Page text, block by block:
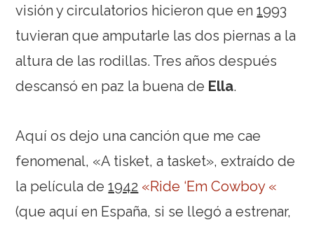
visión y circulatorios hicieron que en1993
tuvieran que amputarle las dos piernas a la
altura de las rodillas. Tres años después
descansó en paz la buena de Ella.
Aquí os dejo una canción que me cae
fenomenal, «A tisket, a tasket», extraído de
la película de1942 «Ride ‘Em Cowboy «
(que aquí en España, si se llegó a estrenar,